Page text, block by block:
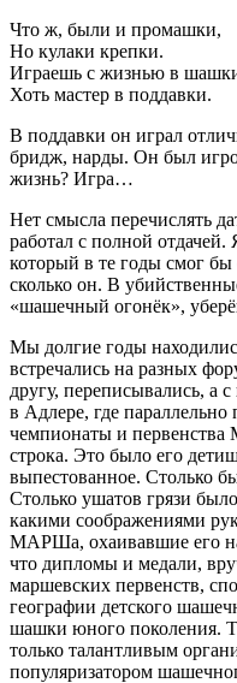
Что ж, были и промашки,
Но кулаки крепки.
Играешь с жизнью в
Хоть мастер в поддавки.
В поддавки он играл
бридж, нарды. Он был
жизнь? Игра…
Нет смысла перечислять
работал с полной
который в те годы смог бы
сколько он. В
«шашечный огонёк»,
Мы долгие годы
встречались на разных
другу, переписывались, а
в Адлере, где параллельно
чемпионаты и
строка. Это было его
выпестованное. Столько
Столько ушатов грязи
какими соображениями
МАРШа, охаивавшие его на
что дипломы и медали,
маршевских первенств,
географии детского
шашки юного поколения.
только талантливым
популяризатором